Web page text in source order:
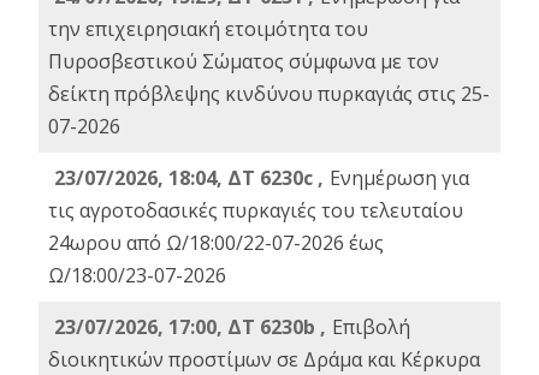
την επιχειρησιακή ετοιμότητα του
Πυροσβεστικού Σώματος σύμφωνα με τον
δείκτη πρόβλεψης κινδύνου πυρκαγιάς στις 25-
07-2026
23/07/2026, 18:04, ΔΤ 6230c , Ενημέρωση για
τις αγροτοδασικές πυρκαγιές του τελευταίου
24ωρου από Ω/18:00/22-07-2026 έως
Ω/18:00/23-07-2026
23/07/2026, 17:00, ΔΤ 6230b , Επιβολή
διοικητικών προστίμων σε Δράμα και Κέρκυρα